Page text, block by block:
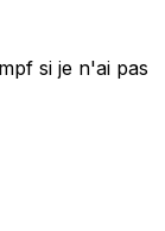
si je n'ai pas